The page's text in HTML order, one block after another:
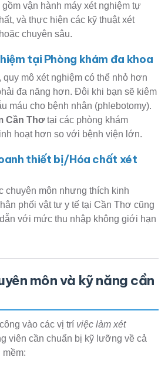
vận hành máy xét nghiệm tự
và thực hiện các kỹ thuật xét
chuyên sâu.
tại Phòng khám đa khoa
mô xét nghiệm có thể nhỏ hơn
đa năng hơn. Đôi khi bạn sẽ kiêm
máu cho bệnh nhân (phlebotomy).
Cần Thơtại các phòng khám
hoạt hơn so với bệnh viện lớn.
thiết bị/Hóa chất xét
chuyên môn nhưng thích kinh
phối vật tư y tế tại Cần Thơ cũng
với mức thu nhập không giới hạn
môn và kỹ năng cần
vào các vị trí việc làm xét
viên cần chuẩn bị kỹ lưỡng về cả
mềm: